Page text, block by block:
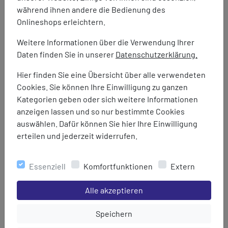
während ihnen andere die Bedienung des
Onlineshops erleichtern.
Weitere Informationen über die Verwendung Ihrer
Daten finden Sie in unserer Datenschutzerklärung.
Hier finden Sie eine Übersicht über alle verwendeten
Cookies. Sie können Ihre Einwilligung zu ganzen
Kategorien geben oder sich weitere Informationen
anzeigen lassen und so nur bestimmte Cookies
auswählen. Dafür können Sie hier Ihre Einwilligung
erteilen und jederzeit widerrufen.
Essenziell Komfortfunktionen Extern
Einstellungen speichern für die Gruppe
Alle akzeptieren
Einstellungen speichern für die
Speichern
Stretch Belt 32 mm